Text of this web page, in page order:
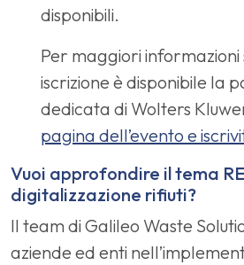
disponibili.
Per maggiori informazioni
iscrizione è disponibile la
dedicata di Wolters
pagina dell’evento e
Vuoi approfondire il tema
digitalizzazione rifiuti?
Il team di Galileo Waste
aziende ed enti